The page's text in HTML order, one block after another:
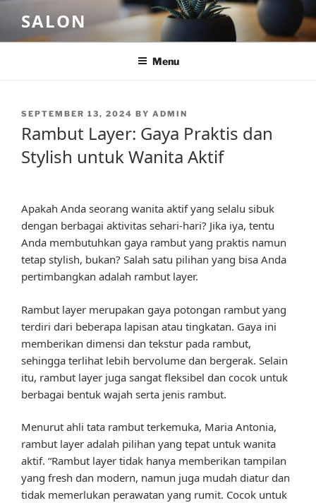
content
SALON
Menu
POSTED
SEPTEMBER 13, 2024 BY ADMIN
Rambut Layer: Gaya Praktis dan
Stylish untuk Wanita Aktif
Apakah Anda seorang wanita aktif yang selalu sibuk
dengan berbagai aktivitas sehari-hari? Jika iya, tentu
Anda membutuhkan gaya rambut yang praktis namun
tetap stylish, bukan? Salah satu pilihan yang bisa Anda
pertimbangkan adalah rambut layer.
Rambut layer merupakan gaya potongan rambut yang
terdiri dari beberapa lapisan atau tingkatan. Gaya ini
memberikan dimensi dan tekstur pada rambut,
sehingga terlihat lebih bervolume dan bergerak. Selain
itu, rambut layer juga sangat fleksibel dan cocok untuk
berbagai bentuk wajah serta jenis rambut.
Menurut ahli tata rambut terkemuka, Maria Antonia,
rambut layer adalah pilihan yang tepat untuk wanita
aktif. “Rambut layer tidak hanya memberikan tampilan
yang fresh dan modern, namun juga mudah diatur dan
tidak memerlukan perawatan yang rumit. Cocok untuk